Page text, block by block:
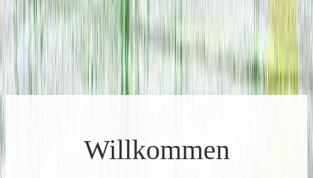
Willkommen